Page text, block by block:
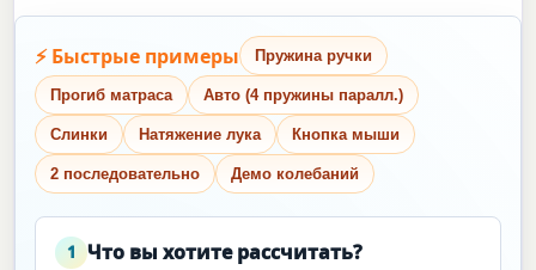
⚡ Быстрые примеры Пружина ручки
Прогиб матраса Авто (4 пружины паралл.)
Слинки Натяжение лука Кнопка мыши
2 последовательно Демо колебаний
1 Что вы хотите рассчитать?